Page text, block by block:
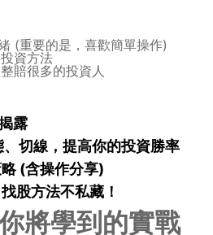
(重要的是，喜歡簡單操作)
資方法
賠很多的投資人
露
切線，提高你的投資勝率
(含操作分享)
股方法不私藏！
將學到的實戰